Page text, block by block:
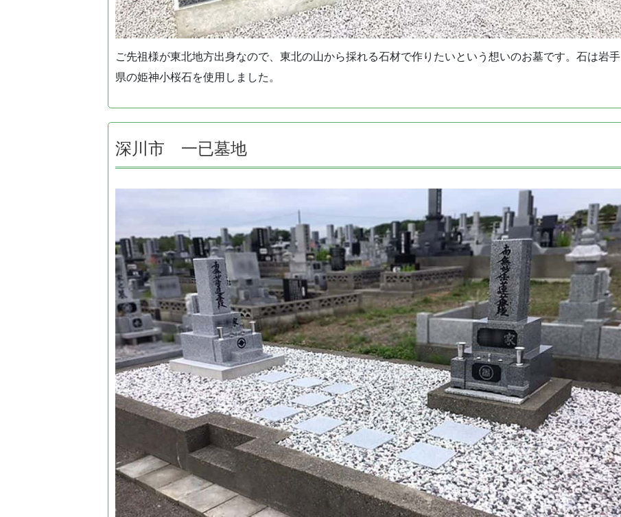
ご先祖様が東北地方出身なので、東北の山から採れる石材で作りたいという想いのお墓です。石は岩手
県の姫神小桜石を使用しました。
深川市 一已墓地